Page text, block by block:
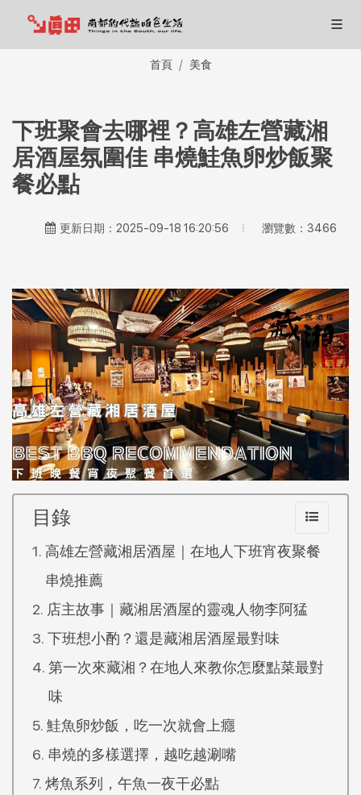
首頁 美食
下班聚會去哪裡？高雄左營藏湘
居酒屋氛圍佳 串燒鮭魚卵炒飯聚
餐必點
更新日期：2025-09-18 16:20:56 瀏覽數：3466
目錄
高雄左營藏湘居酒屋｜在地人下班宵夜聚餐
串燒推薦
店主故事｜藏湘居酒屋的靈魂人物李阿猛
下班想小酌？還是藏湘居酒屋最對味
第一次來藏湘？在地人來教你怎麼點菜最對
味
鮭魚卵炒飯，吃一次就會上癮
串燒的多樣選擇，越吃越涮嘴
烤魚系列，午魚一夜干必點